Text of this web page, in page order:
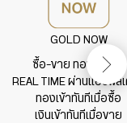
GOLD NOW
ซื้อ-ขาย ทองคำแบบ
REAL TIME ผ่านแอปพลิ
ทองเข้าทันทีเมื่อซื้อ
เงินเข้าทันทีเมื่อขาย